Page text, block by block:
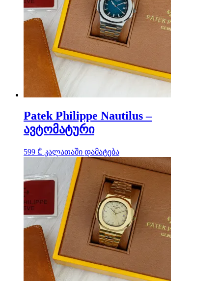
Patek Philippe Nautilus –
ავტომატური
599 ₾ კალათაში დამატება